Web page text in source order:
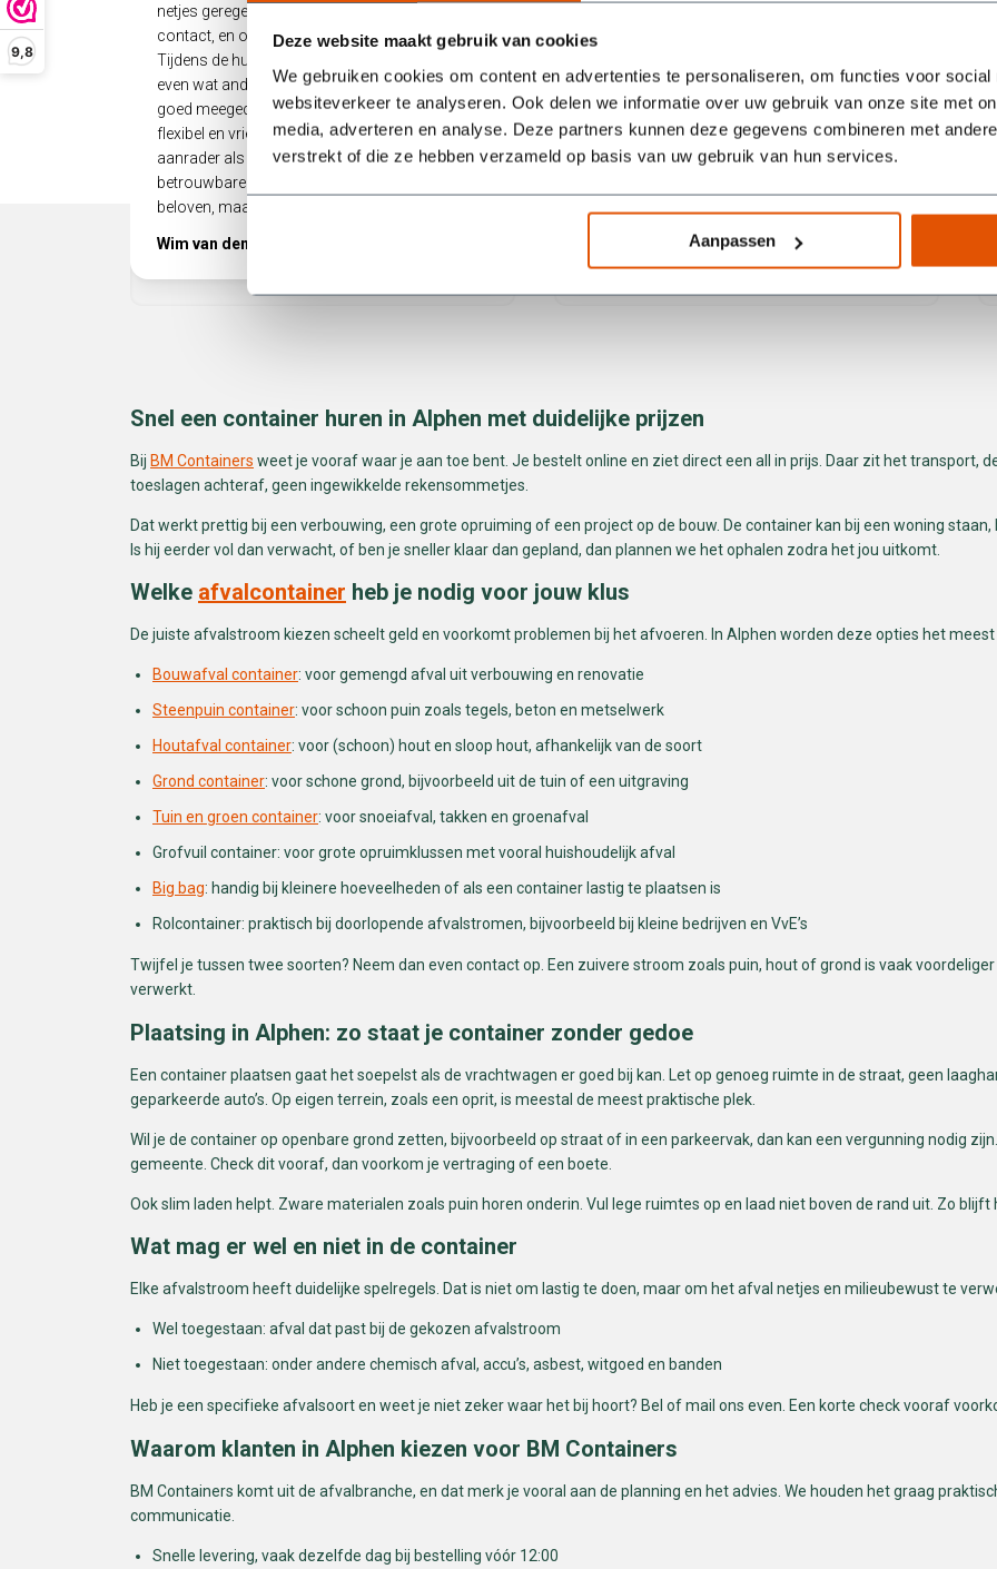
Deze website maakt gebruik van cookies
We gebruiken cookies om content en advertenties te personaliseren, om functies voor social
websiteverkeer te analyseren. Ook delen we informatie over uw gebruik van onze site met
media, adverteren en analyse. Deze partners kunnen deze gegevens combineren met
verstrekt of die ze hebben verzameld op basis van uw gebruik van hun services.
Aanpassen
9,8
netjes geregeld: snel geleverd, makkelijk
contact, en ook het ophalen verliep soepel.
Tijdens de huurperiode liep het bij ons allemaal
even wat anders dan gepland, maar er werd
goed meegedacht. Heel prettig als een bedrijf zo
flexibel en vriendelijk met je omgaat! Echt een
aanrader als je op zoek bent naar een
betrouwbare partij die niet alleen doet wat ze
beloven, maar ook nog eens meedenkt.
Wim van den Berg
je dus een afval container zoekt moet je bij deze
Snel een container huren in Alphen met duidelijke prijzen
Bij BM Containers weet je vooraf waar je aan toe bent. Je bestelt online en ziet direct een all in prijs. Daar zit het transport,
toeslagen achteraf, geen ingewikkelde rekensommetjes.
Dat werkt prettig bij een verbouwing, een grote opruiming of een project op de bouw. De container kan bij een woning
Is hij eerder vol dan verwacht, of ben je sneller klaar dan gepland, dan plannen we het ophalen zodra het jou uitkomt.
Welke afvalcontainer heb je nodig voor jouw klus
De juiste afvalstroom kiezen scheelt geld en voorkomt problemen bij het afvoeren. In Alphen worden deze opties het
Bouwafval container: voor gemengd afval uit verbouwing en renovatie
Steenpuin container: voor schoon puin zoals tegels, beton en metselwerk
Houtafval container: voor (schoon) hout en sloop hout, afhankelijk van de soort
Grond container: voor schone grond, bijvoorbeeld uit de tuin of een uitgraving
Tuin en groen container: voor snoeiafval, takken en groenafval
Grofvuil container: voor grote opruimklussen met vooral huishoudelijk afval
Big bag: handig bij kleinere hoeveelheden of als een container lastig te plaatsen is
Rolcontainer: praktisch bij doorlopende afvalstromen, bijvoorbeeld bij kleine bedrijven en VvE’s
Twijfel je tussen twee soorten? Neem dan even contact op. Een zuivere stroom zoals puin, hout of grond is vaak
verwerkt.
Plaatsing in Alphen: zo staat je container zonder gedoe
Een container plaatsen gaat het soepelst als de vrachtwagen er goed bij kan. Let op genoeg ruimte in de straat, geen
geparkeerde auto’s. Op eigen terrein, zoals een oprit, is meestal de meest praktische plek.
Wil je de container op openbare grond zetten, bijvoorbeeld op straat of in een parkeervak, dan kan een vergunning nodig
gemeente. Check dit vooraf, dan voorkom je vertraging of een boete.
Ook slim laden helpt. Zware materialen zoals puin horen onderin. Vul lege ruimtes op en laad niet boven de rand uit. Zo
Wat mag er wel en niet in de container
Elke afvalstroom heeft duidelijke spelregels. Dat is niet om lastig te doen, maar om het afval netjes en milieubewust te
Wel toegestaan: afval dat past bij de gekozen afvalstroom
Niet toegestaan: onder andere chemisch afval, accu’s, asbest, witgoed en banden
Heb je een specifieke afvalsoort en weet je niet zeker waar het bij hoort? Bel of mail ons even. Een korte check vooraf
Waarom klanten in Alphen kiezen voor BM Containers
BM Containers komt uit de afvalbranche, en dat merk je vooral aan de planning en het advies. We houden het graag
communicatie.
Snelle levering, vaak dezelfde dag bij bestelling vóór 12:00